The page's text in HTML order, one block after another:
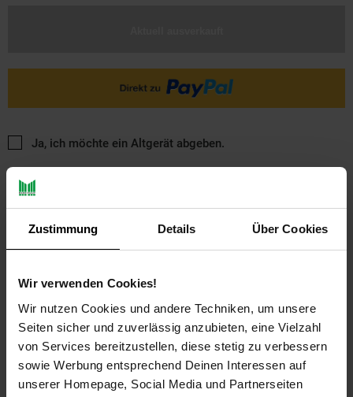
Zustimmung Details Über Cookies
Wir verwenden Cookies!
Wir nutzen Cookies und andere Techniken, um unsere
Seiten sicher und zuverlässig anzubieten, eine Vielzahl
von Services bereitzustellen, diese stetig zu verbessern
sowie Werbung entsprechend Deinen Interessen auf
unserer Homepage, Social Media und Partnerseiten
Ja, ich möchte ein Altgerät abgeben.
PAYBACK
Payback Punkte Basis°Punkte: